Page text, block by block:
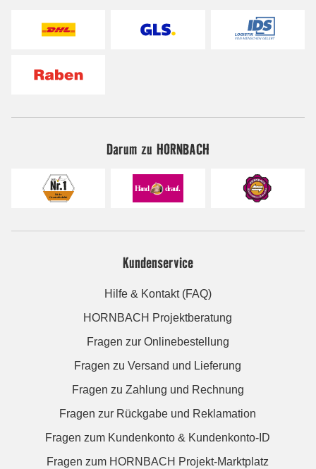
Darum zu HORNBACH
Kundenservice
Hilfe & Kontakt (FAQ)
HORNBACH Projektberatung
Fragen zur Onlinebestellung
Fragen zu Versand und Lieferung
Fragen zu Zahlung und Rechnung
Fragen zur Rückgabe und Reklamation
Fragen zum Kundenkonto & Kundenkonto-ID
Fragen zum HORNBACH Projekt-Marktplatz